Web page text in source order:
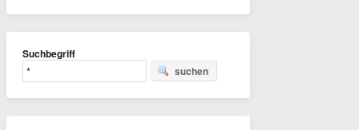
Suchbegriff
suchen